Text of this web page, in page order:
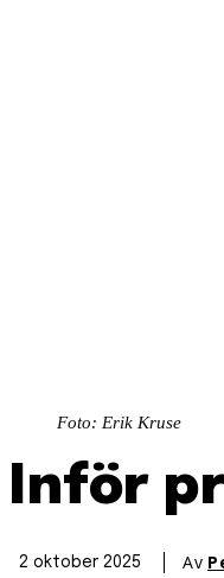
Foto: Erik Kruse
Inför
2 oktober 2025 Av